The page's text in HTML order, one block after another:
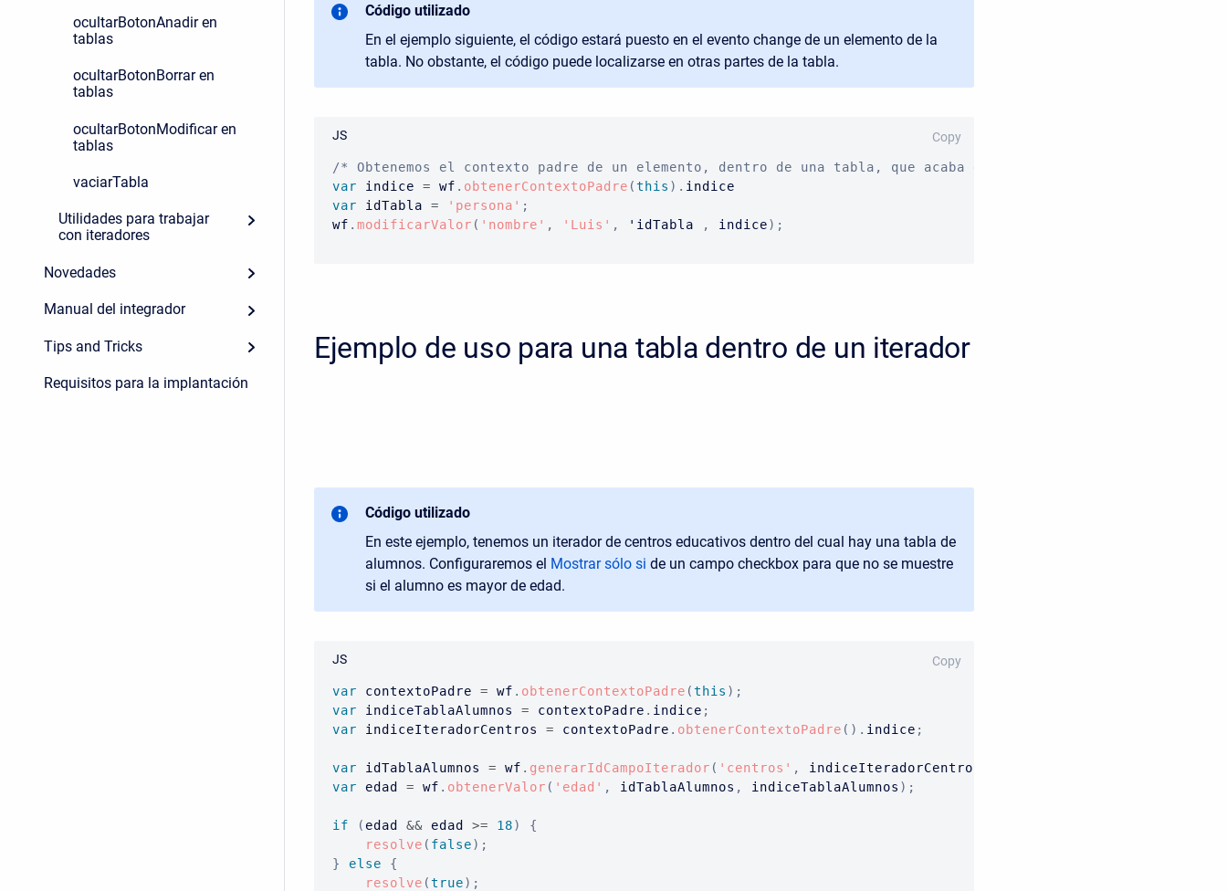
ocultarBotonAnadir en
tablas
ocultarBotonBorrar en
tablas
ocultarBotonModificar en
tablas
vaciarTabla
Utilidades para trabajar
con iteradores
Novedades
Manual del integrador
Tips and Tricks
Requisitos para la implantación
Código utilizado
En el ejemplo siguiente, el código estará puesto en el evento change de un elemento de la
tabla. No obstante, el código puede localizarse en otras partes de la tabla.
/* Obtenemos el contexto padre de un elemento, dentro de una tabla, que acaba de ser modificado y
var indice = wf . obtenerContextoPadre (this ) .
var idTabla = 'persona' ;
wf . modificarValor ( 'nombre' , 'Luis' , 'idTabla , indice) ;
Copy
JS
Ejemplo de uso para una tabla dentro de un iterador
Código utilizado
En este ejemplo, tenemos un iterador de centros educativos dentro del cual hay una tabla de
alumnos. Configuraremos el Mostrar sólo si de un campo checkbox para que no se muestre
si el alumno es mayor de edad.
var contextoPadre = wf . obtenerContextoPadre (this ) ;
var indiceTablaAlumnos = contextoPadre . indice ;
var indiceIteradorCentros = contextoPadre . obtenerContextoPadre ( ) . indice ;
var idTablaAlumnos = wf . generarIdCampoIterador ( 'centros' , indiceIteradorCentros
var edad = wf . obtenerValor ( 'edad' , idTablaAlumnos , indiceTablaAlumnos ) ;
if ( edad && edad >= 18)
{
resolve ( false) ;
}
else
{
resolve (true) ;
Copy
JS